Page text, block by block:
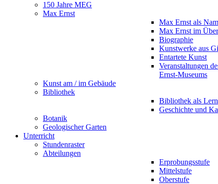
150 Jahre MEG
Max Ernst
Max Ernst als
Max Ernst im
Biographie
Kunstwerke aus
Entartete Kunst
Veranstaltungen
Ernst-Museums
Kunst am / im Gebäude
Bibliothek
Bibliothek als
Geschichte und
Botanik
Geologischer Garten
Unterricht
Stundenraster
Abteilungen
Erprobungsstufe
Mittelstufe
Oberstufe